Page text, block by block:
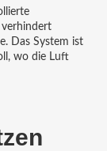
Das System ist
wo die Luft